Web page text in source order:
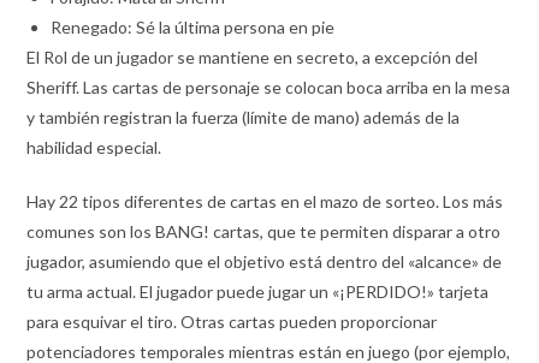
Renegado: Sé la última persona en pie
El Rol de un jugador se mantiene en secreto, a excepción del
Sheriff. Las cartas de personaje se colocan boca arriba en la mesa
y también registran la fuerza (límite de mano) además de la
habilidad especial.
Hay 22 tipos diferentes de cartas en el mazo de sorteo. Los más
comunes son los BANG! cartas, que te permiten disparar a otro
jugador, asumiendo que el objetivo está dentro del «alcance» de
tu arma actual. El jugador puede jugar un «¡PERDIDO!» tarjeta
para esquivar el tiro. Otras cartas pueden proporcionar
potenciadores temporales mientras están en juego (por ejemplo,